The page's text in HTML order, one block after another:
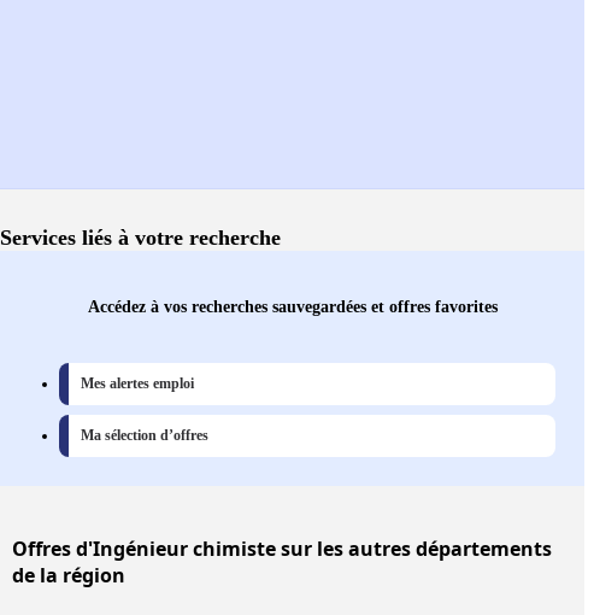
Services liés à votre recherche
Accédez à vos recherches sauvegardées et offres favorites
Mes alertes emploi
Ma sélection d’offres
Offresd'Ingénieur chimiste sur les autres départements
de la région